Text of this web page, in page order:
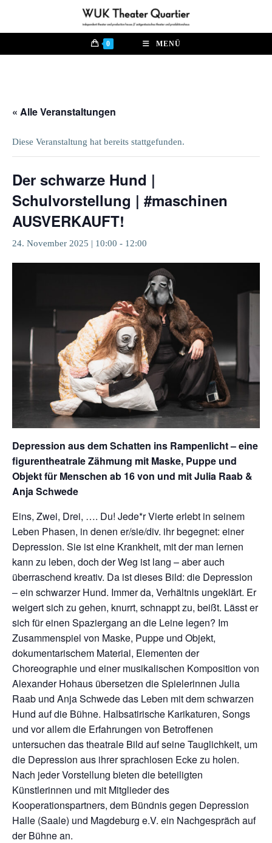
springen
0 MENÜ
« Alle Veranstaltungen
Diese Veranstaltung hat bereits stattgefunden.
Der schwarze Hund |
Schulvorstellung | #maschinen
AUSVERKAUFT!
24. November 2025 | 10:00 - 12:00
Depression aus dem Schatten ins Rampenlicht – eine
figurentheatrale Zähmung mit Maske, Puppe und
Objekt für Menschen ab 16 von und mit Julia Raab &
Anja Schwede
Eins, Zwei, Drei, …. Du! Jede*r Vierte erlebt in seinem
Leben Phasen, in denen er/sie/div. ihr begegnet: einer
Depression. Sie ist eine Krankheit, mit der man lernen
kann zu leben, doch der Weg ist lang – aber auch
überraschend kreativ. Da ist dieses Bild: die Depression
– ein schwarzer Hund. Immer da, Verhältnis ungeklärt. Er
weigert sich zu gehen, knurrt, schnappt zu, beißt. Lässt er
sich für einen Spaziergang an die Leine legen? Im
Zusammenspiel von Maske, Puppe und Objekt,
dokumentarischem Material, Elementen der
Choreographie und einer musikalischen Komposition von
Alexander Hohaus übersetzen die Spielerinnen Julia
Raab und Anja Schwede das Leben mit dem schwarzen
Hund auf die Bühne. Halbsatirische Karikaturen, Songs
und vor allem die Erfahrungen von Betroffenen
untersuchen das theatrale Bild auf seine Tauglichkeit, um
die Depression aus ihrer sprachlosen Ecke zu holen.
Nach jeder Vorstellung bieten die beteiligten
Künstlerinnen und mit Mitglieder des
Kooperationspartners, dem Bündnis gegen Depression
Halle (Saale) und Magdeburg e.V. ein Nachgespräch auf
der Bühne an.